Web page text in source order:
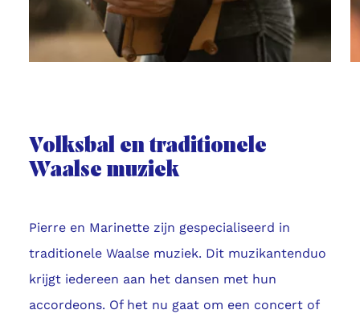
Volksbal en traditionele
Waalse muziek
Pierre en Marinette zijn gespecialiseerd in
traditionele Waalse muziek. Dit muzikantenduo
krijgt iedereen aan het dansen met hun
accordeons. Of het nu gaat om een concert of